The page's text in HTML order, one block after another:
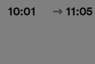
10:01 11:05